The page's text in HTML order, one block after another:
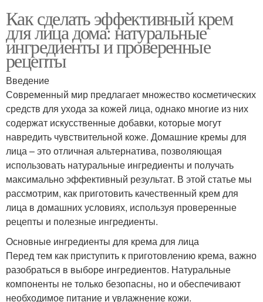
Как сделать эффективный крем
для лица дома: натуральные
ингредиенты и проверенные
рецепты
Введение
Современный мир предлагает множество косметических
средств для ухода за кожей лица, однако многие из них
содержат искусственные добавки, которые могут
навредить чувствительной коже. Домашние кремы для
лица – это отличная альтернатива, позволяющая
использовать натуральные ингредиенты и получать
максимально эффективный результат. В этой статье мы
рассмотрим, как приготовить качественный крем для
лица в домашних условиях, используя проверенные
рецепты и полезные ингредиенты.
Основные ингредиенты для крема для лица
Перед тем как приступить к приготовлению крема, важно
разобраться в выборе ингредиентов. Натуральные
компоненты не только безопасны, но и обеспечивают
необходимое питание и увлажнение кожи.